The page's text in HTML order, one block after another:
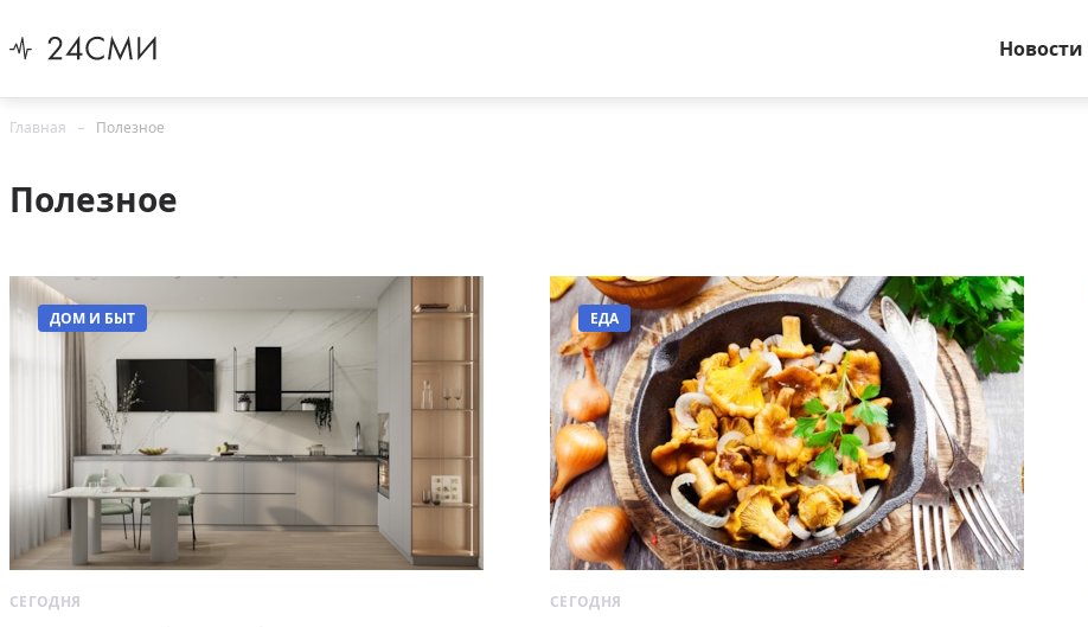
Новости
Главная Полезное
Полезное
ДОМ И БЫТ
СЕГОДНЯ
ЕДА
СЕГОДНЯ